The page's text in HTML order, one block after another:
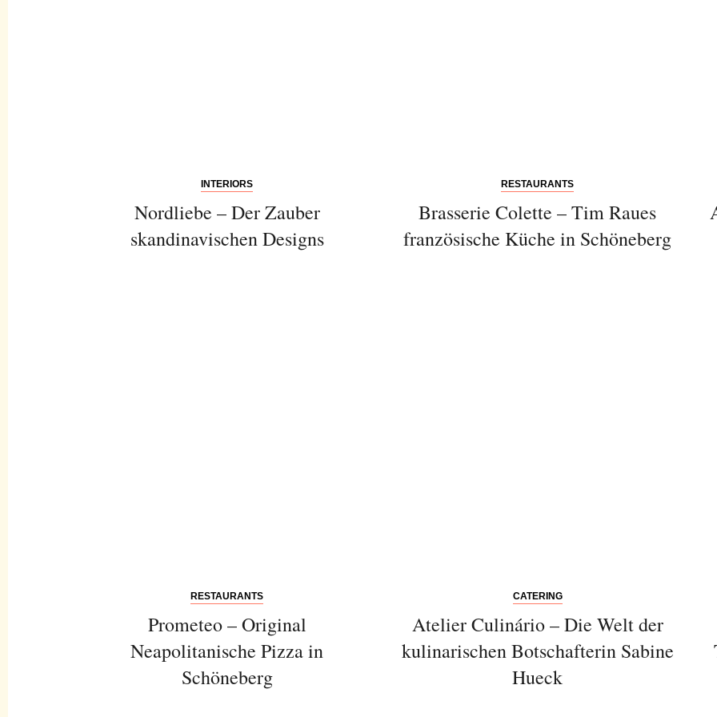
INTERIORS
Nordliebe – Der Zauber
skandinavischen Designs
RESTAURANTS
Brasserie Colette – Tim Raues
französische Küche in Schöneberg
RESTAURANTS
Prometeo – Original
Neapolitanische Pizza in
Schöneberg
CATERING
Atelier Culinário – Die Welt der
kulinarischen Botschafterin Sabine
Hueck